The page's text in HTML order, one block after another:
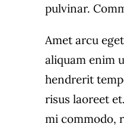
pulvinar.
Amet arcu
aliquam enim
hendrerit
risus laoreet
mi commodo,